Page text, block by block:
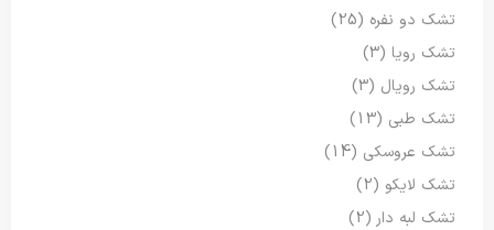
تشک دو نفره (25)
تشک رویا (3)
تشک رویال (3)
تشک طبی (13)
تشک عروسکی (14)
تشک لایکو (2)
تشک لبه دار (2)